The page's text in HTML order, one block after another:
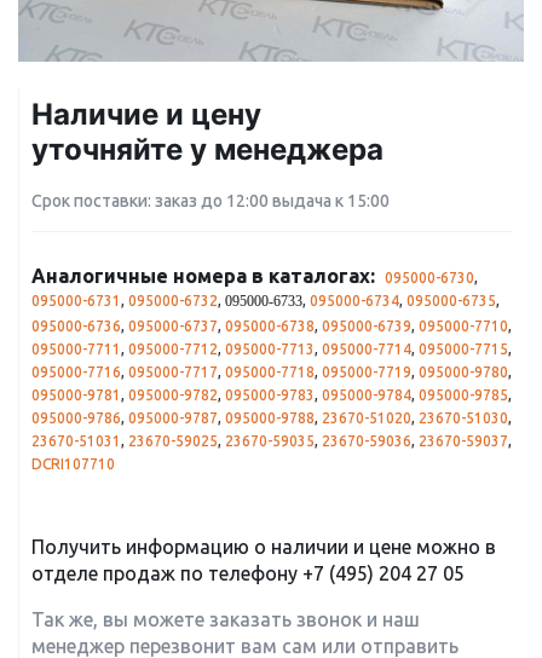
Наличие и цену
уточняйте у менеджера
Срок поставки: заказ до 12:00 выдача к 15:00
Аналогичные номера в каталогах: 095000-6730,
095000-6731 , 095000-6732, 095000-6733, 095000-6734, 095000-6735,
095000-6736, 095000-6737, 095000-6738, 095000-6739, 095000-7710,
095000-7711 , 095000-7712, 095000-7713, 095000-7714, 095000-7715,
095000-7716, 095000-7717, 095000-7718, 095000-7719, 095000-9780,
095000-9781 , 095000-9782, 095000-9783, 095000-9784, 095000-9785,
095000-9786, 095000-9787, 095000-9788, 23670-51020, 23670-51030,
23670-51031 , 23670-59025, 23670-59035, 23670-59036, 23670-59037,
DCRI107710
Получить информацию о наличии и цене можно в
отделе продаж по телефону +7 (495) 204 27 05
Так же, вы можете заказать звонок и наш
менеджер перезвонит вам сам или отправить